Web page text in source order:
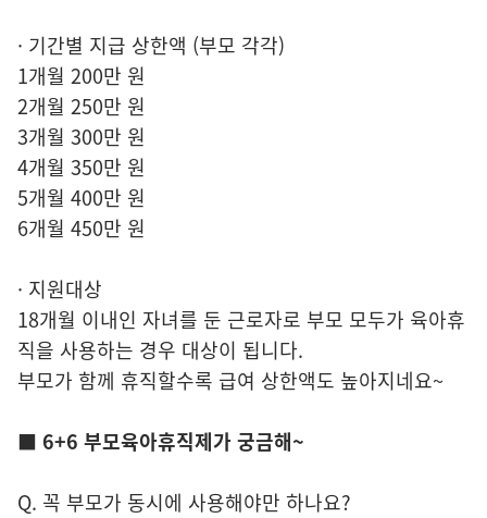
· 기간별 지급 상한액 (부모 각각)
1개월 200만 원
2개월 250만 원
3개월 300만 원
4개월 350만 원
5개월 400만 원
6개월 450만 원
· 지원대상
18개월 이내인 자녀를 둔 근로자로 부모 모두가 육아휴
직을 사용하는 경우 대상이 됩니다.
부모가 함께 휴직할수록 급여 상한액도 높아지네요~
■ 6+6 부모육아휴직제가 궁금해~
Q. 꼭 부모가 동시에 사용해야만 하나요?